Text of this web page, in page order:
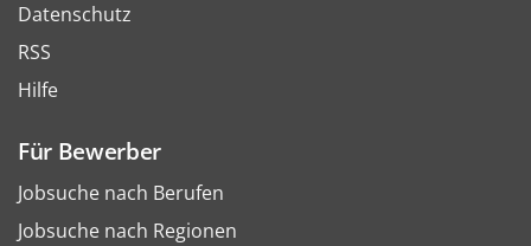
Datenschutz
RSS
Hilfe
Für Bewerber
Jobsuche nach Berufen
Jobsuche nach Regionen